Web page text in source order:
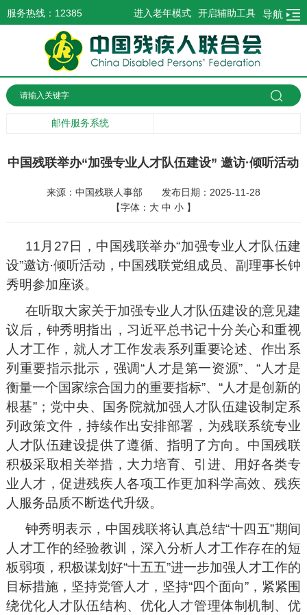
服务热线：12385 导航
开启辅助工具
进入老年模式
邮件服务系统
中国残联举办“加强专业人才队伍建设” 邀访·倾听活动
来源：中国残联人事部
发布日期：2025-11-28
【字体： 大 中 小 】
11月27日，中国残联举办“加强专业人才队伍建
设”邀访·倾听活动，中国残联党组成员、副理事长钟
秀明参加座谈。
在听取大家关于加强专业人才队伍建设的意见建
议后，钟秀明指出，习近平总书记十分关心和重视
人才工作，就人才工作发表系列重要论述、作出系
列重要指示批示，强调“人才是第一资源”、“人才是
衡量一个国家综合国力的重要指标”、“人才是创新的
根基”；党中央、国务院就加强人才队伍建设制定系
列政策文件，持续作出安排部署，为残联系统专业
人才队伍建设提供了遵循、指明了方向。中国残联
积极采取相关举措，大力培育、引进、用好各类专
业人才，促进残疾人各项工作更加科学高效、残疾
人服务品质不断迭代升级。
钟秀明表示，中国残联将认真总结“十四五”期间
人才工作的经验教训，深入分析人才工作存在的短
板弱项，积极谋划好“十五五”进一步加强人才工作的
目标措施，坚持党管人才，坚持“四个面向”，紧紧围
绕优化人才队伍结构、优化人才管理体制机制、优